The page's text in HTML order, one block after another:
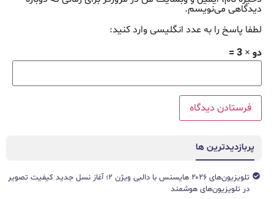
دیدگاهی می‌نویسم.
لطفا پاسخ را به عدد انگلیسی وارد کنید:
دو × 3 =
پربازدیدترین ها
تلویزیون‌های ۲۰۲۶ هایسنس با دالبی ویژن ۲؛ آغاز نسل جدید کیفیت تصویر
در تلویزیون‌های هوشمند